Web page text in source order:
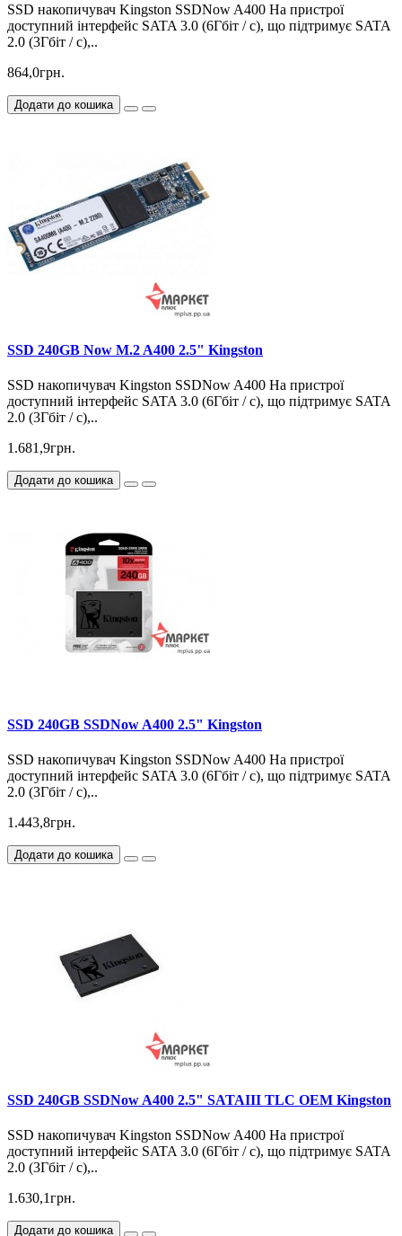
SSD накопичувач Kingston SSDNow A400 На пристрої
доступний інтерфейс SATA 3.0 (6Гбіт / с), що підтримує SATA
2.0 (3Гбіт / с),..
864,0грн.
Додати до кошика
SSD 240GB Now M.2 A400 2.5" Kingston
SSD накопичувач Kingston SSDNow A400 На пристрої
доступний інтерфейс SATA 3.0 (6Гбіт / с), що підтримує SATA
2.0 (3Гбіт / с),..
1.681,9грн.
Додати до кошика
SSD 240GB SSDNow A400 2.5" Kingston
SSD накопичувач Kingston SSDNow A400 На пристрої
доступний інтерфейс SATA 3.0 (6Гбіт / с), що підтримує SATA
2.0 (3Гбіт / с),..
1.443,8грн.
Додати до кошика
SSD 240GB SSDNow A400 2.5" SATAIII TLC OEM Kingston
SSD накопичувач Kingston SSDNow A400 На пристрої
доступний інтерфейс SATA 3.0 (6Гбіт / с), що підтримує SATA
2.0 (3Гбіт / с),..
1.630,1грн.
Додати до кошика